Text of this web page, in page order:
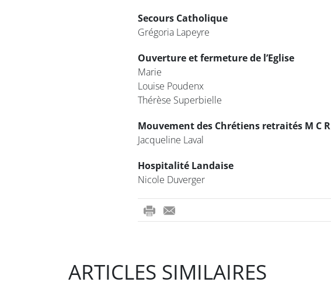
Secours Catholique
Grégoria Lapeyre
Ouverture et fermeture de l’Eglise
Marie
Louise Poudenx
Thérèse Superbielle
Mouvement des Chrétiens retraités M C R
Jacqueline Laval
Hospitalité Landaise
Nicole Duverger
ri
-
ARTICLES SIMILAIRES